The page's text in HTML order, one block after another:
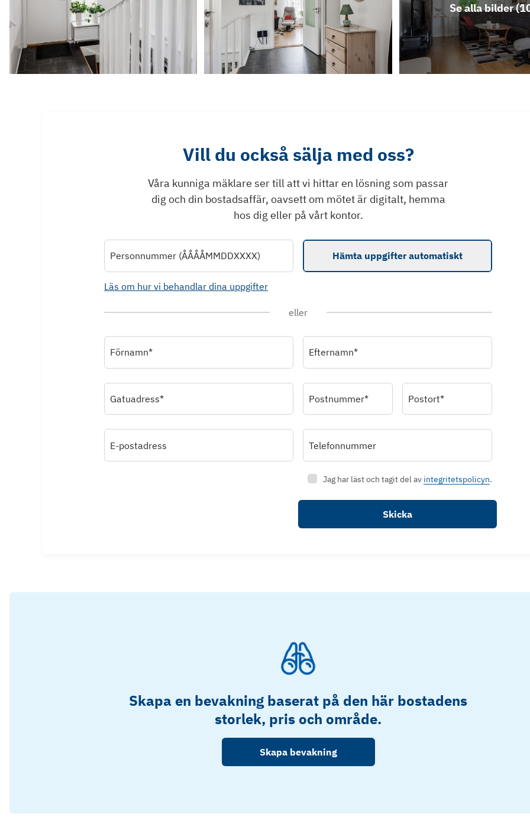
Se alla bilder (
Vill du också sälja med oss?
Våra kunniga mäklare ser till att vi hittar en lösning som passar
dig och din bostadsaffär, oavsett om mötet är digitalt, hemma
hos dig eller på vårt kontor.
Personnummer (ÅÅÅÅMMDDXXXX) Hämta uppgifter automatiskt
Läs om hur vi behandlar dina uppgifter
eller
Förnamn* Efternamn*
Gatuadress* Postnummer* Postort*
E-postadress Telefonnummer
Jag har läst och tagit del av integritetspolicyn.
Skicka
Skapa en bevakning baserat på den här bostadens
storlek, pris och område.
Skapa bevakning